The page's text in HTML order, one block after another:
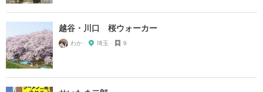
越谷・川口 桜ウォーカー
わか 埼玉 9